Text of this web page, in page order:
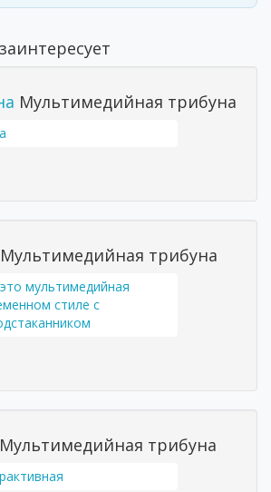
Мультимедийная трибуна
Мультимедийная трибуна
Мультимедийная трибуна